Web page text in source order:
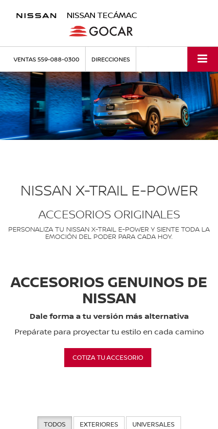
NISSAN TECÁMAC
VENTAS559-088-0300 DIRECCIONES
NISSAN X-TRAIL E-POWER
ACCESORIOS ORIGINALES
PERSONALIZA TU NISSAN X-TRAIL E-POWER Y SIENTE TODA LA
EMOCIÓN DEL PODER PARA CADA HOY.
ACCESORIOS GENUINOS DE
NISSAN
Dale forma a tu versión más alternativa
Prepárate para proyectar tu estilo en cada camino
COTIZA TU ACCESORIO
TODOS EXTERIORES UNIVERSALES